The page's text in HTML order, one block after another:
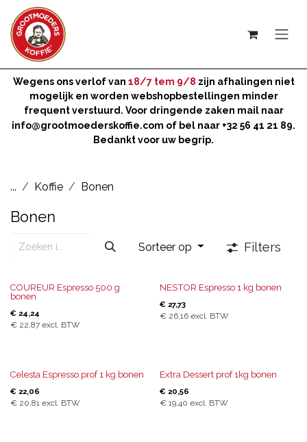
Overslaan naar inhoud
Wegens ons verlof van 18/7 tem 9/8 zijn afhalingen niet
mogelijk en worden webshopbestellingen minder
frequent verstuurd. Voor dringende zaken mail naar
info@grootmoederskoffie.com of bel naar +32 56 41 21 89.
Bedankt voor uw begrip.
... Koffie Bonen
Bonen
Sorteer op Filters
COUREUR Espresso 500 g
bonen
€ 24,24
€ 22,87 excl. BTW
NESTOR Espresso 1 kg bonen
€ 27,73
€ 26,16excl. BTW
Celesta Espresso prof 1 kg bonen
€ 22,06
€ 20,81 excl. BTW
Extra Dessert prof 1kg bonen
€ 20,56
€ 19,40 excl. BTW